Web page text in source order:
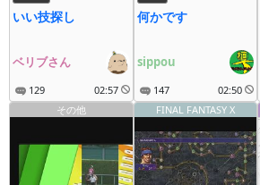
いい技探し
ベリブさん
129 02:57
何かです
sippou
147 02:50
その他
FINAL FANTASY X